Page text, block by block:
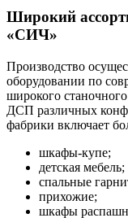
Широкий
«СИЧ»
Производство
оборудовании по
широкого
ДСП различных
фабрики включает
шкафы-купе;
детская мебель;
спальные
прихожие;
шкафы